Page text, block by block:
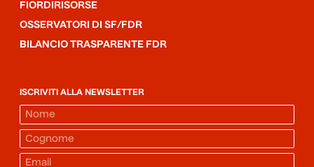
FIORDIRISORSE
OSSERVATORI DI SF/FDR
BILANCIO TRASPARENTE FDR
ISCRIVITI ALLA NEWSLETTER